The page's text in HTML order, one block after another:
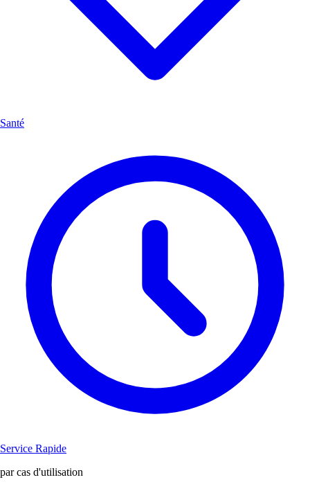
Santé
Service Rapide
par cas d'utilisation